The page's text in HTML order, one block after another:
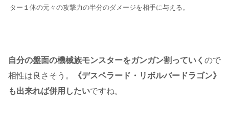
ター１体の元々の攻撃力の半分のダメージを相手に与える。
自分の盤面の機械族モンスターをガンガン割っていく ので
相性は良さそう。
《デスペラード・リボルバードラゴン》
も出来れば併用したいですね。